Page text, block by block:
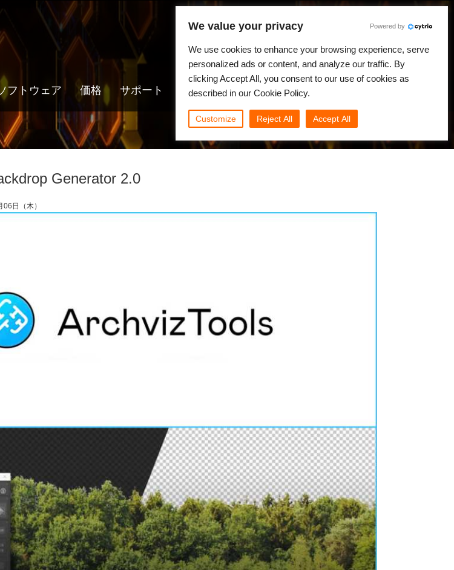
Japanese ログイン
フトウェア 価格 サポート ニュース コミュニティ
Generator 2.0
日（木）
We value your privacy Powered by
We use cookies to enhance your browsing experience, serve
personalized ads or content, and analyze our traffic. By
clicking Accept All, you consent to our use of cookies as
described in our Cookie Policy.
Customize Reject All Accept All